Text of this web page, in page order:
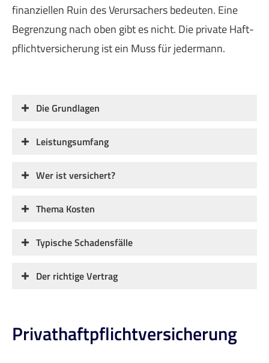
finanziellen Ruin des Verursachers bedeuten. Eine
Begrenzung nach oben gibt es nicht. Die private Haft­
pflichtversicherung ist ein Muss für jedermann.
Die Grundlagen
Leistungsumfang
Wer ist versichert?
Thema Kosten
Typische Schadensfälle
Der richtige Vertrag
Privathaftpflichtversicherung